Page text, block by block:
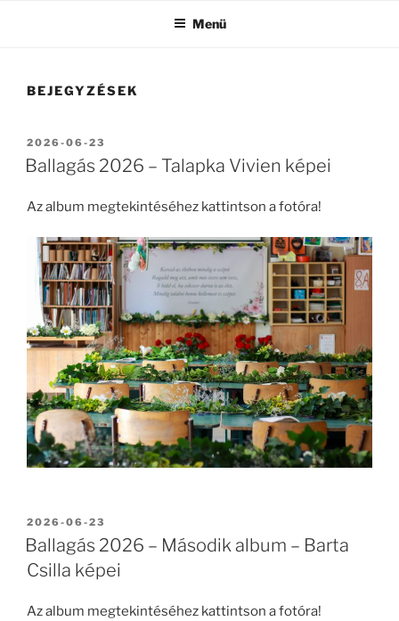
Menü
BEJEGYZÉSEK
BEKÜLDVE:
2026-06-23
Ballagás 2026 – Talapka Vivien képei
Az album megtekintéséhez kattintson a fotóra!
BEKÜLDVE:
2026-06-23
Ballagás 2026 – Második album – Barta
Csilla képei
Az album megtekintéséhez kattintson a fotóra!